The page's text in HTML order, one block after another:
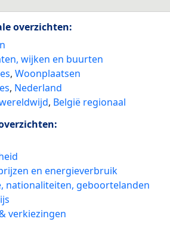
overzichten:
wijken en buurten
,Woonplaatsen
, Nederland
, België regionaal
en energieverbruik
nationaliteiten, geboortelanden
verkiezingen